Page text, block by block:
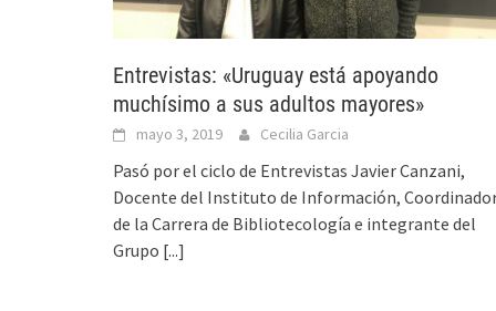
Entrevistas: «Uruguay está apoyando
muchísimo a sus adultos mayores»
mayo 3, 2019 Cecilia Garcia
Pasó por el ciclo de Entrevistas Javier Canzani,
Docente del Instituto de Información,
de la Carrera de Bibliotecología e integrante del
Grupo [...]